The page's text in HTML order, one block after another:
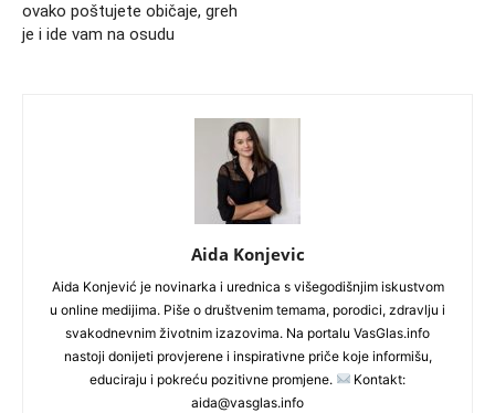
ovako poštujete običaje, greh
je i ide vam na osudu
Aida Konjevic
Aida Konjević je novinarka i urednica s višegodišnjim iskustvom
u online medijima. Piše o društvenim temama, porodici, zdravlju i
svakodnevnim životnim izazovima. Na portalu VasGlas.info
nastoji donijeti provjerene i inspirativne priče koje informišu,
educiraju i pokreću pozitivne promjene.
Kontakt:
aida@vasglas.info